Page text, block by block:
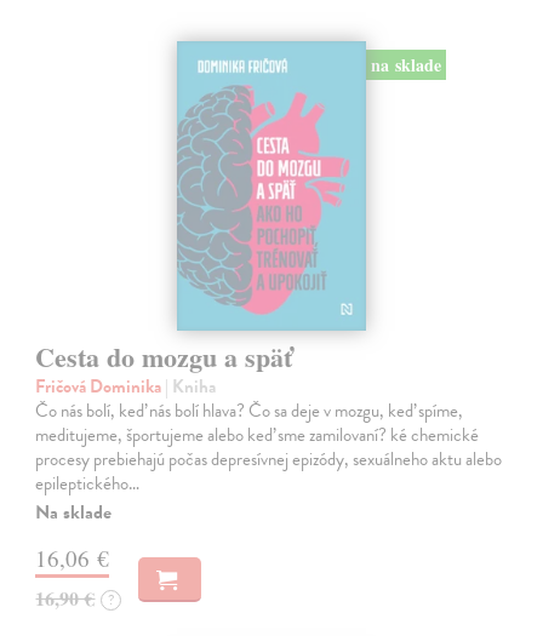
na sklade
Cesta do mozgu a späť
Fričová Dominika| Kniha
Čo nás bolí, keď nás bolí hlava? Čo sa deje v mozgu, keď spíme,
meditujeme, športujeme alebo keď sme zamilovaní? ké chemické
procesy prebiehajú počas depresívnej epizódy, sexuálneho aktu alebo
epileptického…
Na sklade
16,06 €
16,90 € ?